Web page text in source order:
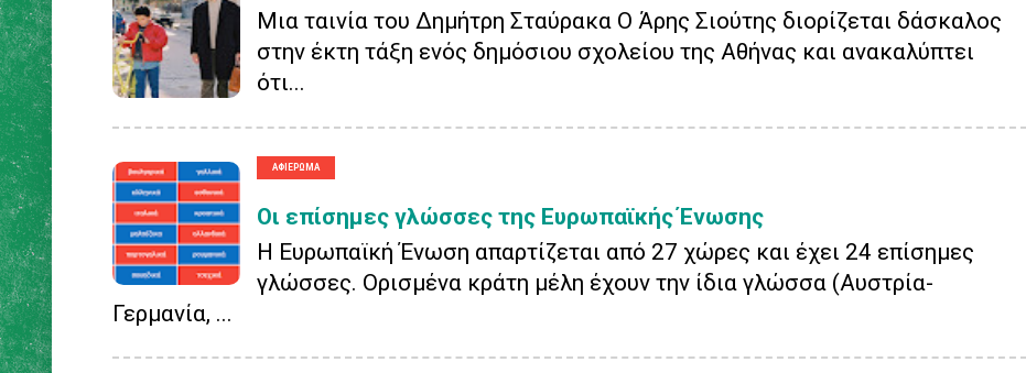
Μια ταινία του Δημήτρη Σταύρακα Ο Άρης Σιούτης διορίζεται δάσκαλος
στην έκτη τάξη ενός δημόσιου σχολείου της Αθήνας και ανακαλύπτει
ότι...
Οι επίσημες γλώσσες της Ευρωπαϊκής Ένωσης
Η Ευρωπαϊκή Ένωση απαρτίζεται από 27 χώρες και έχει 24 επίσημες
γλώσσες. Ορισμένα κράτη μέλη έχουν την ίδια γλώσσα (Αυστρία-
Γερμανία, ...